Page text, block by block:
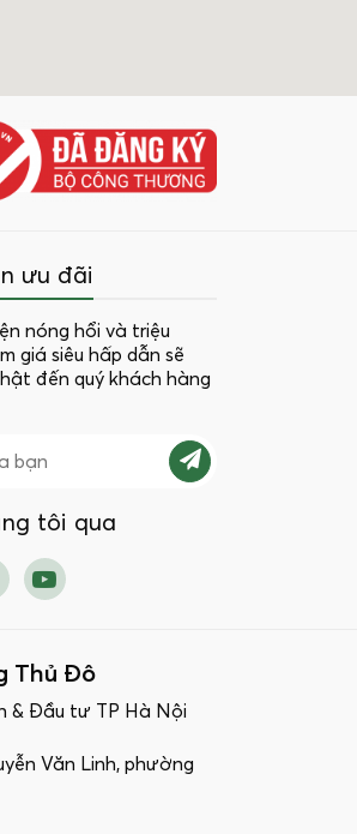
ưu đãi
nóng hổi và triệu
giá siêu hấp dẫn sẽ
đến quý khách hàng
tôi qua
Thủ Đô
& Đầu tư TP Hà Nội
Văn Linh, phường